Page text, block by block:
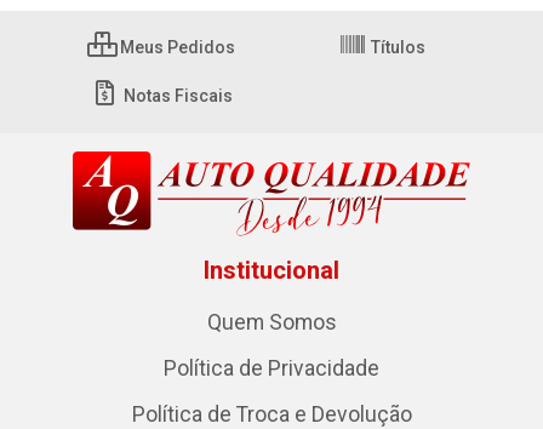
Meus Pedidos Títulos
Notas Fiscais
Institucional
Quem Somos
Política de Privacidade
Política de Troca e Devolução